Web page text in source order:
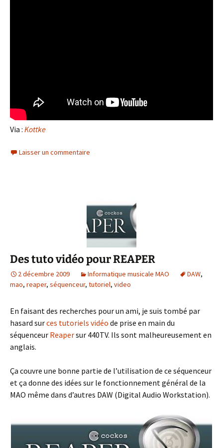
Via : Kottke
Laisser un commentaire
Des tuto vidéo pour REAPER
2 décembre 2009 Informatique musicale MAO DAW,
mao, reaper, séquenceur, tutoriel, video
En faisant des recherches pour un ami, je suis tombé par
hasard surces tutoriels vidéo de prise en main du
séquenceur Reapersur 440TV. Ils sont malheureusement en
anglais.
Ça couvre une bonne partie de l’utilisation de ce séquenceur
et ça donne des idées sur le fonctionnement général de la
MAO même dans d’autres DAW (Digital Audio Workstation).